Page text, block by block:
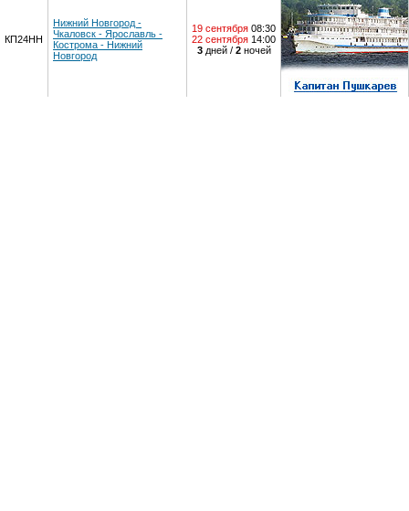
КП24НН
Нижний Новгород -
Чкаловск - Ярославль -
Кострома - Нижний
Новгород
19 сентября 08:30
22 сентября 14:00
3дней / 2ночей